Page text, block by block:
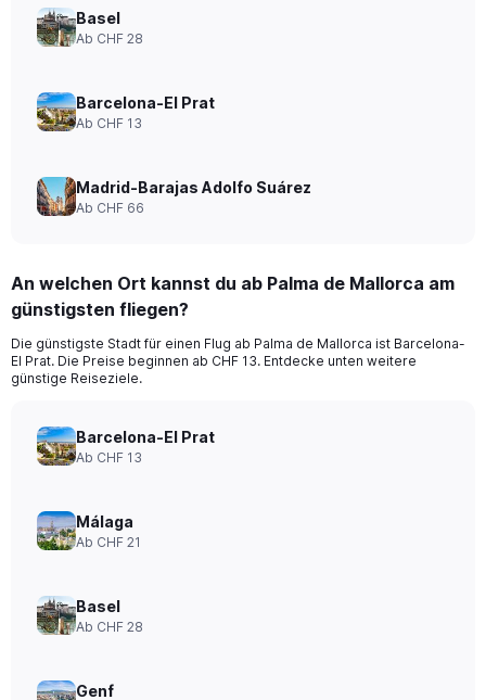
Range:
0
to
Basel
Ab CHF 28
Barcelona-El Prat
Ab CHF 13
Madrid-Barajas Adolfo Suárez
Ab CHF 66
An welchen Ort kannst du ab Palma de Mallorca am
günstigsten fliegen?
Die günstigste Stadt für einen Flug ab Palma de Mallorca ist Barcelona-
El Prat. Die Preise beginnen ab CHF 13. Entdecke unten weitere
günstige Reiseziele.
Barcelona-El Prat
Ab CHF 13
Málaga
Ab CHF 21
Basel
Ab CHF 28
Genf